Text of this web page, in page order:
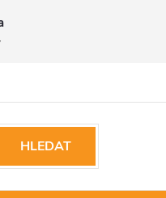
HLEDAT